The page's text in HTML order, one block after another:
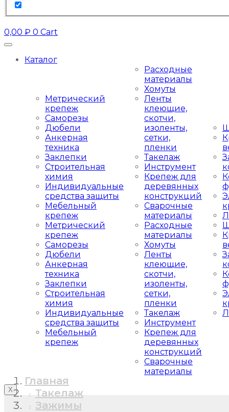
0,00 ₽ 0 Cart
Каталог
Метрический
крепеж
Саморезы
Дюбели
Анкерная
техника
Заклепки
Строительная
химия
Индивидуальные
средства защиты
Мебельный
крепеж
Метрический
крепеж
Саморезы
Дюбели
Анкерная
техника
Заклепки
Строительная
химия
Индивидуальные
средства защиты
Мебельный
крепеж
Расходные
материалы
Хомуты
Ленты
клеющие,
скотчи,
изоленты,
сетки,
пленки
Такелаж
Инструмент
Крепеж для
деревянных
конструкций
Сварочные
материалы
Расходные
материалы
Хомуты
Ленты
клеющие,
скотчи,
изоленты,
сетки,
пленки
Такелаж
Инструмент
Крепеж для
деревянных
конструкций
Сварочные
материалы
X
Главная
Такелаж
Зажимы